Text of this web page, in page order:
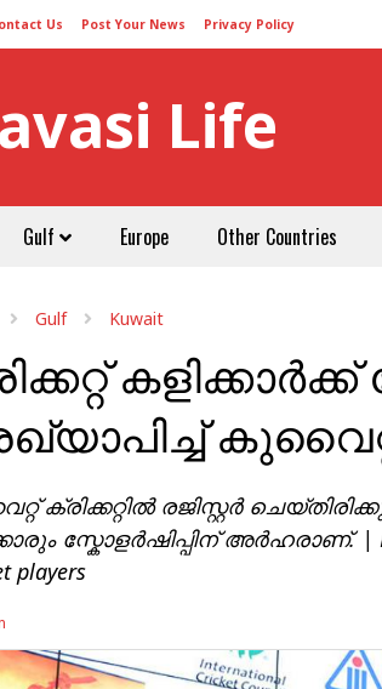
Us Post Your News Privacy Policy
Life
Gulf Europe Other Countries
Gulf Kuwait
കുവൈറ്റ്
ക്രിക്കറ്റിൽ രജിസ്റ്റർ
സ്കോളർഷിപ്പിന് അർഹരാണ്. |
players